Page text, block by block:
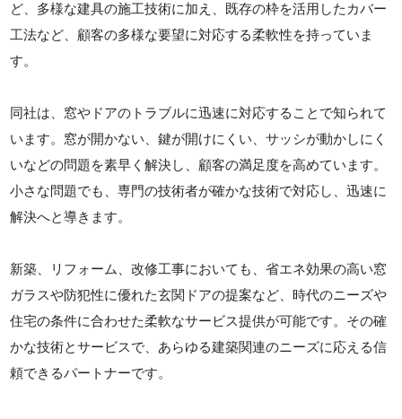
ど、多様な建具の施工技術に加え、既存の枠を活用したカバー
工法など、顧客の多様な要望に対応する柔軟性を持っていま
す。
同社は、窓やドアのトラブルに迅速に対応することで知られて
います。窓が開かない、鍵が開けにくい、サッシが動かしにく
いなどの問題を素早く解決し、顧客の満足度を高めています。
小さな問題でも、専門の技術者が確かな技術で対応し、迅速に
解決へと導きます。
新築、リフォーム、改修工事においても、省エネ効果の高い窓
ガラスや防犯性に優れた玄関ドアの提案など、時代のニーズや
住宅の条件に合わせた柔軟なサービス提供が可能です。その確
かな技術とサービスで、あらゆる建築関連のニーズに応える信
頼できるパートナーです。